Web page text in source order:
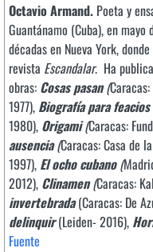
Octavio Armand. Poeta y
Guantánamo (Cuba), en
décadas en Nueva York,
revista Escandalar. Ha
obras: Cosas pasan(
1977), Biografía para feacios
1980), Origami(Caracas:
ausencia(Caracas: Casa de
1997), El ocho cubano(
2012), Clinamen(Caracas:
invertebrada(Caracas: De
delinquir(Leiden- 2016),
Fuente